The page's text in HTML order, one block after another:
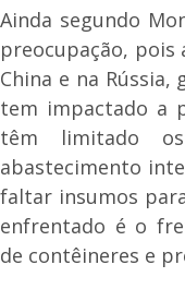
Ainda segundo
preocupação, pois
China e na
tem impactado a
têm limitado
abastecimento
faltar insumos
enfrentado é o
de contêineres e